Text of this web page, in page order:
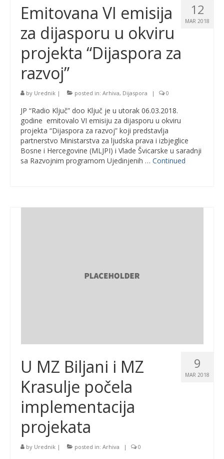
12
MAR 2018
Emitovana VI emisija
za dijasporu u okviru
projekta “Dijaspora za
razvoj”
by Urednik | posted in: Arhiva, Dijaspora | 0
JP “Radio Ključ” doo Ključ je u utorak 06.03.2018.
godine emitovalo VI emisiju za dijasporu u okviru
projekta “Dijaspora za razvoj” koji predstavlja
partnerstvo Ministarstva za ljudska prava i izbjeglice
Bosne i Hercegovine (MLJPI) i Vlade Švicarske u saradnji
sa Razvojnim programom Ujedinjenih … Continued
9
MAR 2018
U MZ Biljani i MZ
Krasulje počela
implementacija
projekata
by Urednik | posted in: Arhiva | 0